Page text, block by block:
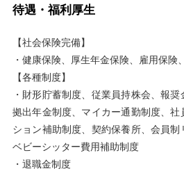
待遇・福利厚生
【社会保険完備】
・健康保険、厚生年金保険、雇用保険
【各種制度】
・財形貯蓄制度、従業員持株会、報
拠出年金制度、マイカー通勤制度、
ション補助制度、契約保養所、会員制
ベビーシッター費用補助制度
・退職金制度